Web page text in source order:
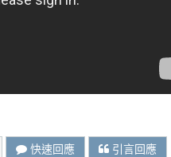
快速回應 引言回應